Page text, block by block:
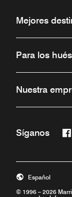
Mejores
Para los
Nuestra
Síganos
© 1996 – 2026
Español